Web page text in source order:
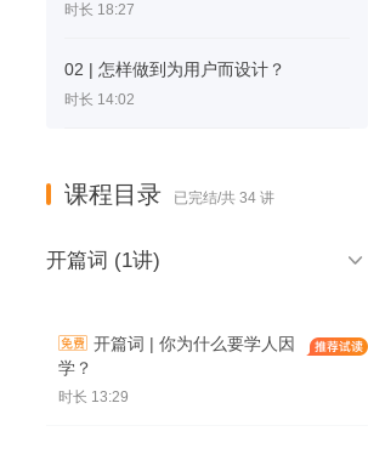
时长 18:27
02 | 怎样做到为用户而设计？
时长 14:02
课程目录 已完结/共 34 讲
开篇词 (1讲) 
开篇词 | 你为什么要学人因
学？
时长 13:29